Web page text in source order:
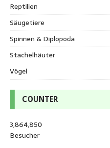
Reptilien
Säugetiere
Spinnen & Diplopoda
Stachelhäuter
Vögel
COUNTER
3,864,850
Besucher